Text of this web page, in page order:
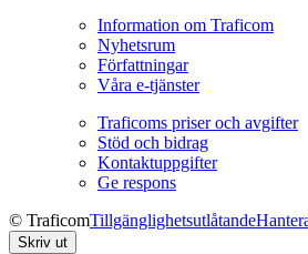
Information om Traficom
Nyhetsrum
Författningar
Våra e-tjänster
Traficoms priser och avgifter
Stöd och bidrag
Kontaktuppgifter
Ge respons
© TraficomTillgänglighetsutlåtande
Skriv ut